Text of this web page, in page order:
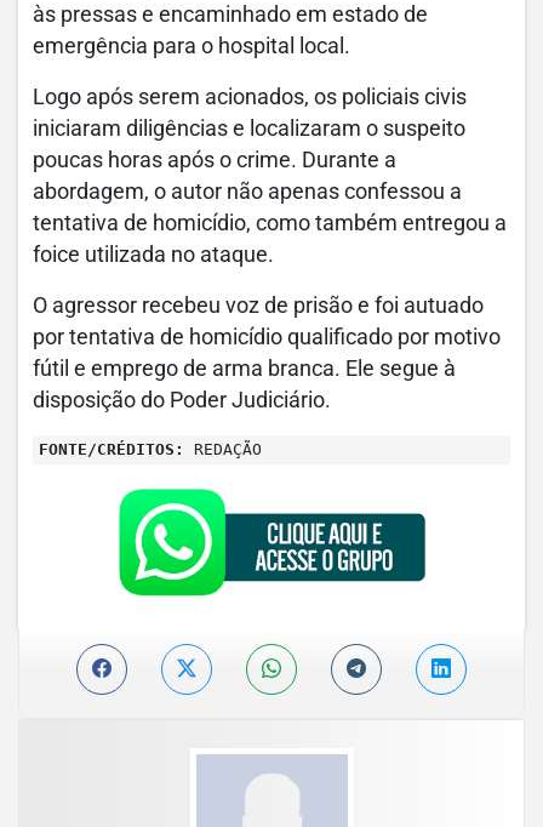
às pressas e encaminhado em estado de
emergência para o hospital local.
Logo após serem acionados, os policiais civis
iniciaram diligências e localizaram o suspeito
poucas horas após o crime. Durante a
abordagem, o autor não apenas confessou a
tentativa de homicídio, como também entregou a
foice utilizada no ataque.
O agressor recebeu voz de prisão e foi autuado
por tentativa de homicídio qualificado por motivo
fútil e emprego de arma branca. Ele segue à
disposição do Poder Judiciário.
FONTE/CRÉDITOS: REDAÇÃO